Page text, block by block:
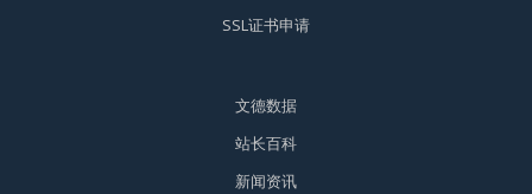
SSL证书申请
文德数据
站长百科
新闻资讯